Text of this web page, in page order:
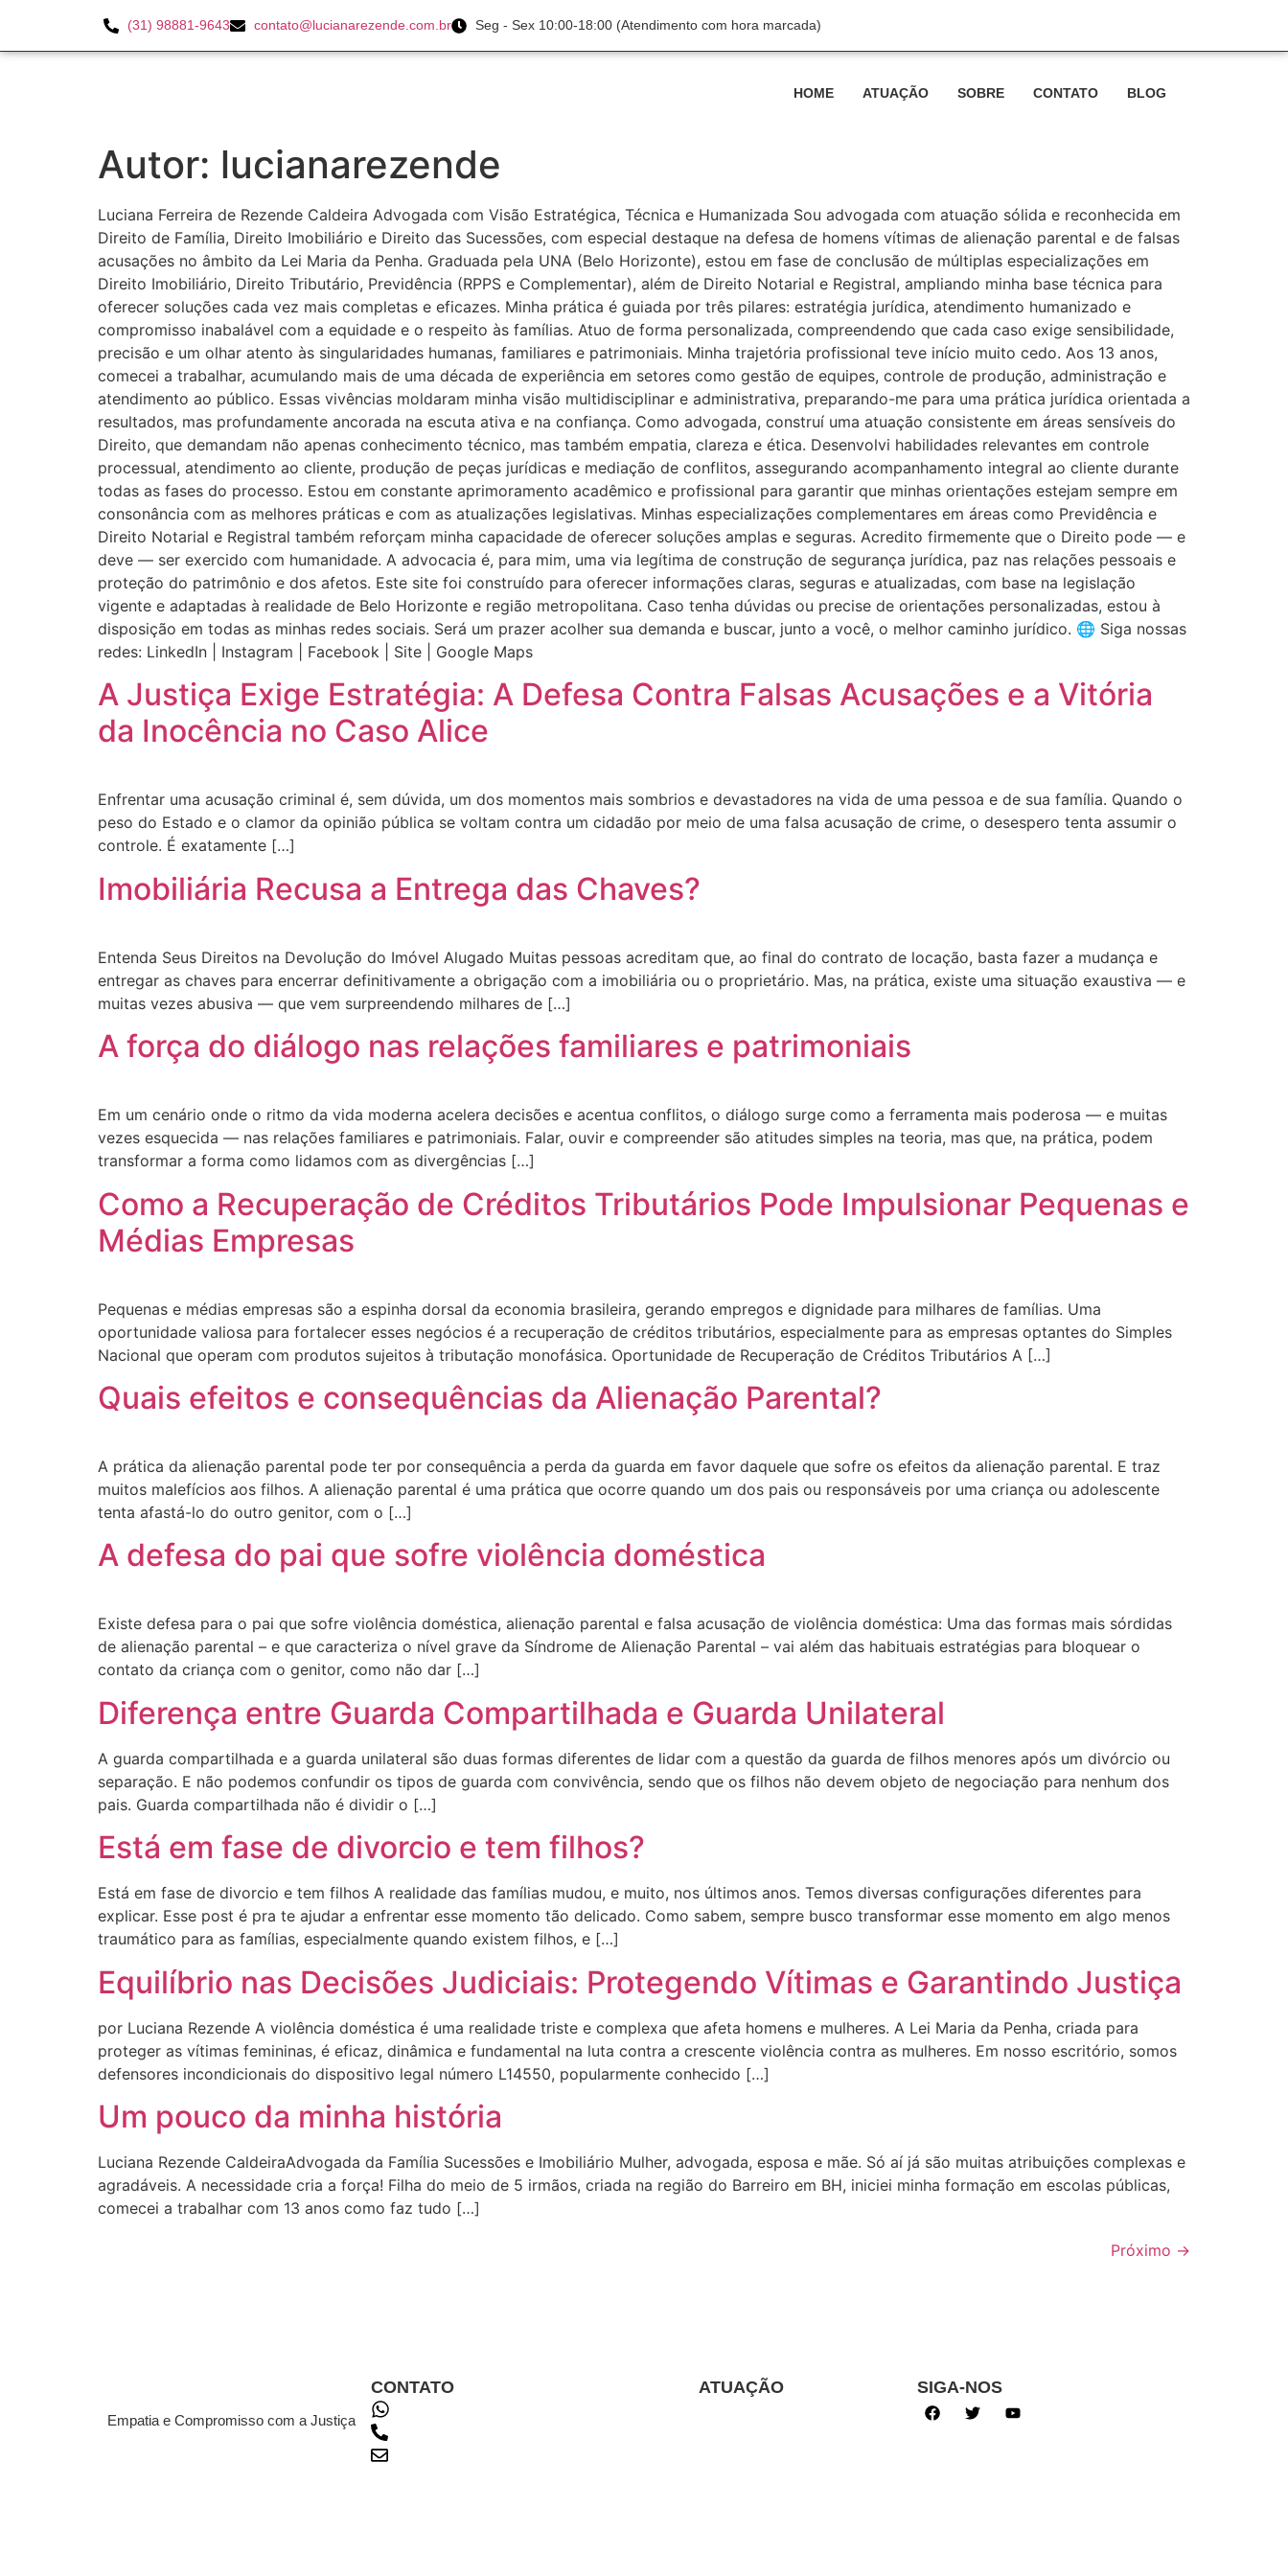
(31) 98881-9643 contato@lucianarezende.com.br Seg - Sex 10:00-18:00 (Atendimento com hora marcada)
HOME ATUAÇÃO SOBRE CONTATO BLOG
Autor: lucianarezende
Luciana Ferreira de Rezende Caldeira Advogada com Visão Estratégica, Técnica e Humanizada Sou advogada com atuação sólida e reconhecida em
Direito de Família, Direito Imobiliário e Direito das Sucessões, com especial destaque na defesa de homens vítimas de alienação parental e de falsas
acusações no âmbito da Lei Maria da Penha. Graduada pela UNA (Belo Horizonte), estou em fase de conclusão de múltiplas especializações em
Direito Imobiliário, Direito Tributário, Previdência (RPPS e Complementar), além de Direito Notarial e Registral, ampliando minha base técnica para
oferecer soluções cada vez mais completas e eficazes. Minha prática é guiada por três pilares: estratégia jurídica, atendimento humanizado e
compromisso inabalável com a equidade e o respeito às famílias. Atuo de forma personalizada, compreendendo que cada caso exige sensibilidade,
precisão e um olhar atento às singularidades humanas, familiares e patrimoniais. Minha trajetória profissional teve início muito cedo. Aos 13 anos,
comecei a trabalhar, acumulando mais de uma década de experiência em setores como gestão de equipes, controle de produção, administração e
atendimento ao público. Essas vivências moldaram minha visão multidisciplinar e administrativa, preparando-me para uma prática jurídica orientada a
resultados, mas profundamente ancorada na escuta ativa e na confiança. Como advogada, construí uma atuação consistente em áreas sensíveis do
Direito, que demandam não apenas conhecimento técnico, mas também empatia, clareza e ética. Desenvolvi habilidades relevantes em controle
processual, atendimento ao cliente, produção de peças jurídicas e mediação de conflitos, assegurando acompanhamento integral ao cliente durante
todas as fases do processo. Estou em constante aprimoramento acadêmico e profissional para garantir que minhas orientações estejam sempre em
consonância com as melhores práticas e com as atualizações legislativas. Minhas especializações complementares em áreas como Previdência e
Direito Notarial e Registral também reforçam minha capacidade de oferecer soluções amplas e seguras. Acredito firmemente que o Direito pode — e
deve — ser exercido com humanidade. A advocacia é, para mim, uma via legítima de construção de segurança jurídica, paz nas relações pessoais e
proteção do patrimônio e dos afetos. Este site foi construído para oferecer informações claras, seguras e atualizadas, com base na legislação
vigente e adaptadas à realidade de Belo Horizonte e região metropolitana. Caso tenha dúvidas ou precise de orientações personalizadas, estou à
disposição em todas as minhas redes sociais. Será um prazer acolher sua demanda e buscar, junto a você, o melhor caminho jurídico. 🌐 Siga nossas
redes: LinkedIn | Instagram | Facebook | Site | Google Maps
A Justiça Exige Estratégia: A Defesa Contra Falsas Acusações e a Vitória
da Inocência no Caso Alice
Enfrentar uma acusação criminal é, sem dúvida, um dos momentos mais sombrios e devastadores na vida de uma pessoa e de sua família. Quando o
peso do Estado e o clamor da opinião pública se voltam contra um cidadão por meio de uma falsa acusação de crime, o desespero tenta assumir o
controle. É exatamente […]
Imobiliária Recusa a Entrega das Chaves?
Entenda Seus Direitos na Devolução do Imóvel Alugado Muitas pessoas acreditam que, ao final do contrato de locação, basta fazer a mudança e
entregar as chaves para encerrar definitivamente a obrigação com a imobiliária ou o proprietário. Mas, na prática, existe uma situação exaustiva — e
muitas vezes abusiva — que vem surpreendendo milhares de […]
A força do diálogo nas relações familiares e patrimoniais
Em um cenário onde o ritmo da vida moderna acelera decisões e acentua conflitos, o diálogo surge como a ferramenta mais poderosa — e muitas
vezes esquecida — nas relações familiares e patrimoniais. Falar, ouvir e compreender são atitudes simples na teoria, mas que, na prática, podem
transformar a forma como lidamos com as divergências […]
Como a Recuperação de Créditos Tributários Pode Impulsionar Pequenas e
Médias Empresas
Pequenas e médias empresas são a espinha dorsal da economia brasileira, gerando empregos e dignidade para milhares de famílias. Uma
oportunidade valiosa para fortalecer esses negócios é a recuperação de créditos tributários, especialmente para as empresas optantes do Simples
Nacional que operam com produtos sujeitos à tributação monofásica. Oportunidade de Recuperação de Créditos Tributários A […]
Quais efeitos e consequências da Alienação Parental?
A prática da alienação parental pode ter por consequência a perda da guarda em favor daquele que sofre os efeitos da alienação parental. E traz
muitos malefícios aos filhos. A alienação parental é uma prática que ocorre quando um dos pais ou responsáveis por uma criança ou adolescente
tenta afastá-lo do outro genitor, com o […]
A defesa do pai que sofre violência doméstica
Existe defesa para o pai que sofre violência doméstica, alienação parental e falsa acusação de violência doméstica: Uma das formas mais sórdidas
de alienação parental – e que caracteriza o nível grave da Síndrome de Alienação Parental – vai além das habituais estratégias para bloquear o
contato da criança com o genitor, como não dar […]
Diferença entre Guarda Compartilhada e Guarda Unilateral
A guarda compartilhada e a guarda unilateral são duas formas diferentes de lidar com a questão da guarda de filhos menores após um divórcio ou
separação. E não podemos confundir os tipos de guarda com convivência, sendo que os filhos não devem objeto de negociação para nenhum dos
pais. Guarda compartilhada não é dividir o […]
Está em fase de divorcio e tem filhos?
Está em fase de divorcio e tem filhos A realidade das famílias mudou, e muito, nos últimos anos. Temos diversas configurações diferentes para
explicar. Esse post é pra te ajudar a enfrentar esse momento tão delicado. Como sabem, sempre busco transformar esse momento em algo menos
traumático para as famílias, especialmente quando existem filhos, e […]
Equilíbrio nas Decisões Judiciais: Protegendo Vítimas e Garantindo Justiça
por Luciana Rezende A violência doméstica é uma realidade triste e complexa que afeta homens e mulheres. A Lei Maria da Penha, criada para
proteger as vítimas femininas, é eficaz, dinâmica e fundamental na luta contra a crescente violência contra as mulheres. Em nosso escritório, somos
defensores incondicionais do dispositivo legal número L14550, popularmente conhecido […]
Um pouco da minha história
Luciana Rezende CaldeiraAdvogada da Família Sucessões e Imobiliário Mulher, advogada, esposa e mãe. Só aí já são muitas atribuições complexas e
agradáveis. A necessidade cria a força! Filha do meio de 5 irmãos, criada na região do Barreiro em BH, iniciei minha formação em escolas públicas,
comecei a trabalhar com 13 anos como faz tudo […]
Próximo →
Empatia e Compromisso com a Justiça
CONTATO ATUAÇÃO SIGA-NOS